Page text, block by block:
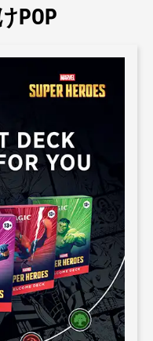
POP